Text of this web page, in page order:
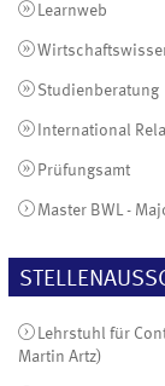
Learnweb
Studienberatung
International
Prüfungsamt
Master BWL -
Lehrstuhl für
Martin Artz)